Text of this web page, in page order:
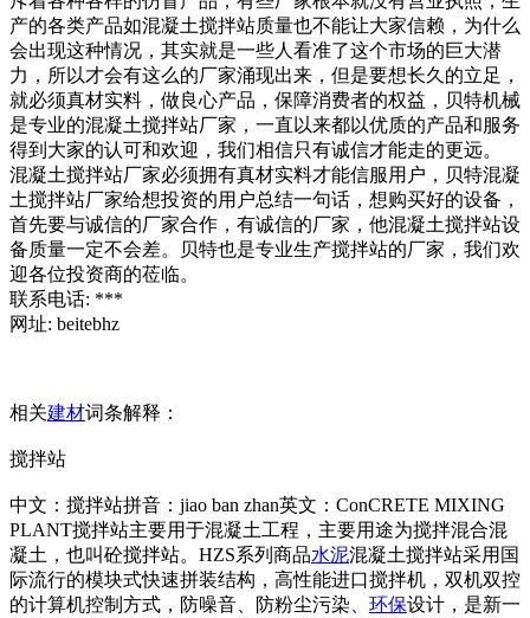
产的各类产品如混凝土搅拌站质量也不能让大家信赖，为什么
会出现这种情况，其实就是一些人看准了这个市场的巨大潜
力，所以才会有这么的厂家涌现出来，但是要想长久的立足，
就必须真材实料，做良心产品，保障消费者的权益，贝特机械
是专业的混凝土搅拌站厂家，一直以来都以优质的产品和服务
得到大家的认可和欢迎，我们相信只有诚信才能走的更远。
混凝土搅拌站厂家必须拥有真材实料才能信服用户，贝特混凝
土搅拌站厂家给想投资的用户总结一句话，想购买好的设备，
首先要与诚信的厂家合作，有诚信的厂家，他混凝土搅拌站设
备质量一定不会差。贝特也是专业生产搅拌站的厂家，我们欢
迎各位投资商的莅临。
联系电话: ***
网址: beitebhz
相关建材词条解释：
搅拌站
中文：搅拌站拼音：jiao ban zhan英文：ConCRETE MIXING
PLANT搅拌站主要用于混凝土工程，主要用途为搅拌混合混
凝土，也叫砼搅拌站。HZS系列商品水泥混凝土搅拌站采用国
际流行的模块式快速拼装结构，高性能进口搅拌机，双机双控
的计算机控制方式，防噪音、防粉尘污染、 环保设计，是新一